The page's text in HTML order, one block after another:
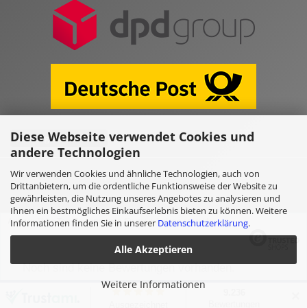
Diese Webseite verwendet Cookies und
andere Technologien
Wir verwenden Cookies und ähnliche Technologien, auch von
Drittanbietern, um die ordentliche Funktionsweise der Website zu
gewährleisten, die Nutzung unseres Angebotes zu analysieren und
Ihnen ein bestmögliches Einkaufserlebnis bieten zu können. Weitere
Informationen finden Sie in unserer Datenschutzerklärung.
Alle Akzeptieren
Weitere Informationen
Vertrag widerrufen
Online Shop erstellenmit Gambio.de © 2026
Ausgewählte Top-Bewertungen für www.kulano.store/de
Noch sind keine Bewertungen vorhanden.